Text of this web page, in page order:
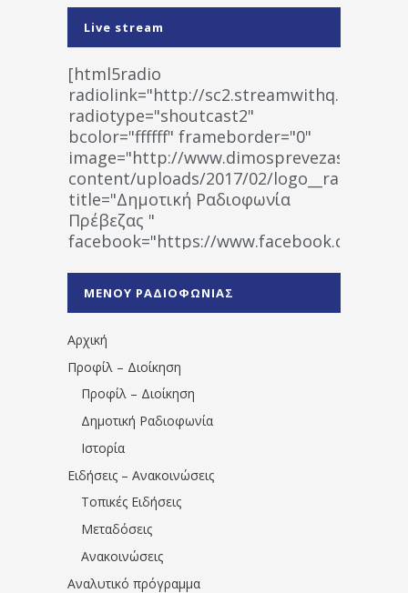
Live stream
[html5radio
radiolink="http://
radiotype="shoutcast2"
bcolor="ffffff" frameborder="0"
image="http://www.dimosprevezas.gr/wp-
content/uploads/2017/02/
title="Δημοτική Ραδιοφωνία
Πρέβεζας "
facebook="https://www.facebook.com/
1531194763766854/" artist="" ]
ΜΕΝΟΥ ΡΑΔΙΟΦΩΝΙΑΣ
Αρχική
Προφίλ – Διοίκηση
Προφίλ – Διοίκηση
Δημοτική Ραδιοφωνία
Ιστορία
Ειδήσεις – Ανακοινώσεις
Τοπικές Ειδήσεις
Μεταδόσεις
Ανακοινώσεις
Αναλυτικό πρόγραμμα